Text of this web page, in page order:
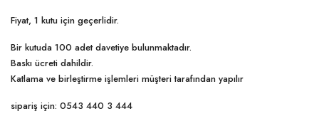
Fiyat, 1 kutu için geçerlidir.
Bir kutuda 100 adet davetiye bulunmaktadır.
Baskı ücreti dahildir.
Katlama ve birleştirme işlemleri müşteri tarafından yapılır
sipariş için: 0543 440 3 444